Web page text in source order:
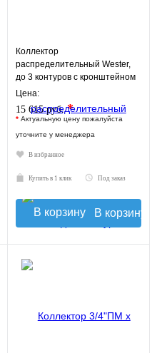
Коллектор
распределительный Wester,
до 3 контуров с кронштейном
0-05-0110
Цена:
15 615 руб.*
* Актуальную цену пожалуйста
уточните у менеджера
В избранное
Купить в 1 клик Под заказ
В корзину